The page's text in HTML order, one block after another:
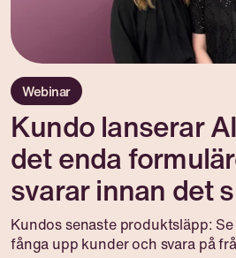
Webinar
Kundo lanserar
det enda
svarar innan det
Kundos senaste produktsläpp:
fånga upp kunder och svara på